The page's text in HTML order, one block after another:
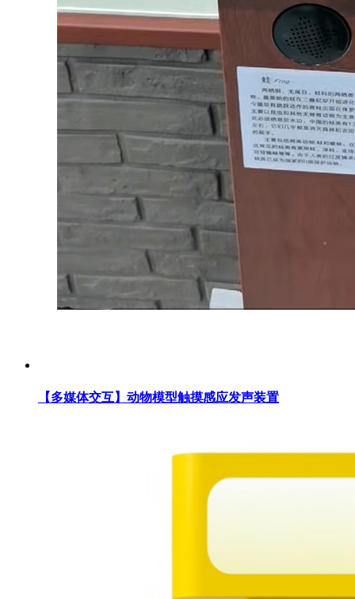
【多媒体交互】动物模型触摸感应发声装置